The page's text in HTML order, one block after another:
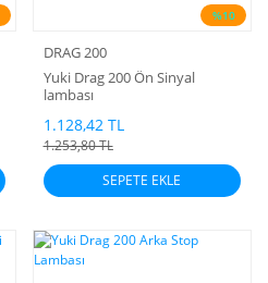
%10
DRAG 200
Yuki Drag 200 Ön Sinyal
lambası
1.128,42 TL
1.253,80 TL
SEPETE EKLE